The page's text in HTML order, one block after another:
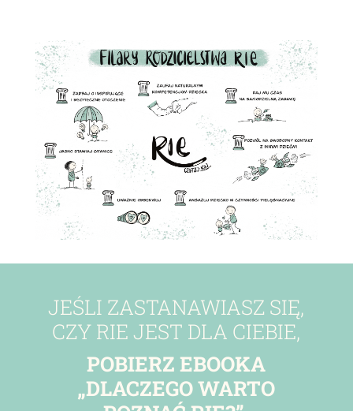
JEŚLI ZASTANAWIASZ SIĘ,
CZY RIE JEST DLA CIEBIE,
POBIERZ EBOOKA
„DLACZEGO WARTO